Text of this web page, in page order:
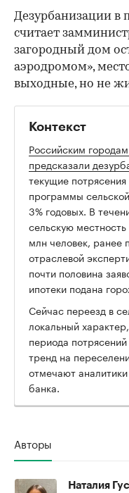
Дезурбанизации в
считает
загородный дом
аэродромом»,
выходные, но не
Контекст
Российским
предсказали
текущие
программы
3% годовых. В
сельскую
млн человек, ранее
отраслевой
почти половина
ипотеки подана
Сейчас переезд в
локальный
периода
тренд на
отмечают
банка.
Авторы
Наталия